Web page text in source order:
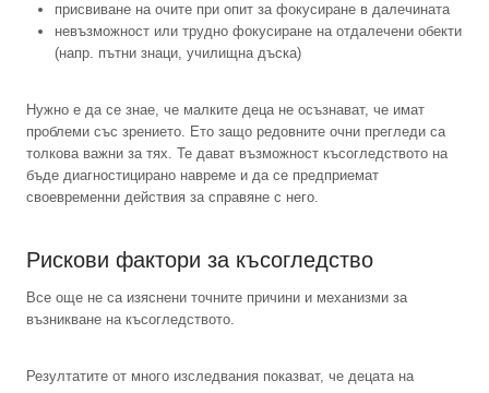
присвиване на очите при опит за фокусиране в далечината
невъзможност или трудно фокусиране на отдалечени обекти
(напр. пътни знаци, училищна дъска)
Нужно е да се знае, че малките деца не осъзнават, че имат
проблеми със зрението. Ето защо редовните очни прегледи са
толкова важни за тях. Те дават възможност късогледството на
бъде диагностицирано навреме и да се предприемат
своевременни действия за справяне с него.
Рискови фактори за късогледство
Все още не са изяснени точните причини и механизми за
възникване на късогледството.
Резултатите от много изследвания показват, че децата на